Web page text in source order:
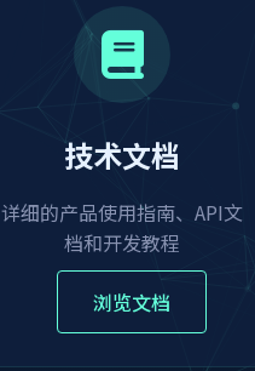
技术文档
详细的产品使用指南、API文
档和开发教程
浏览文档